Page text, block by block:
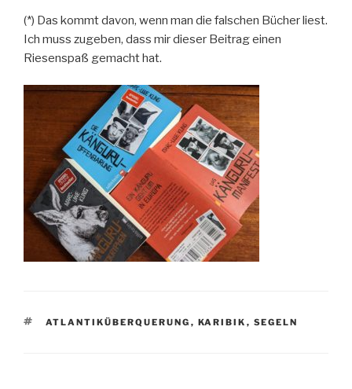
(*) Das kommt davon, wenn man die falschen Bücher liest.
Ich muss zugeben, dass mir dieser Beitrag einen
Riesenspaß gemacht hat.
SCHLAGWÖRTER
ATLANTIKÜBERQUERUNG , KARIBIK , SEGELN